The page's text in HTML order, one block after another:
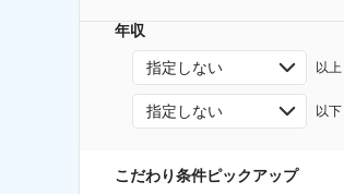
年収
指定しない 以上
指定しない 以下
こだわり条件ピックアップ